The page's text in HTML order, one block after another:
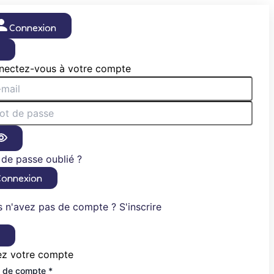
Connexion
vous à votre compte
passe oublié ?
n'avez pas de compte ? S'inscrire
votre compte
de compte *